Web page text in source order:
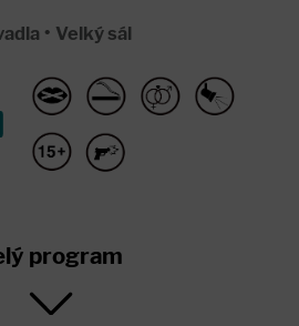
• Velký sál
program